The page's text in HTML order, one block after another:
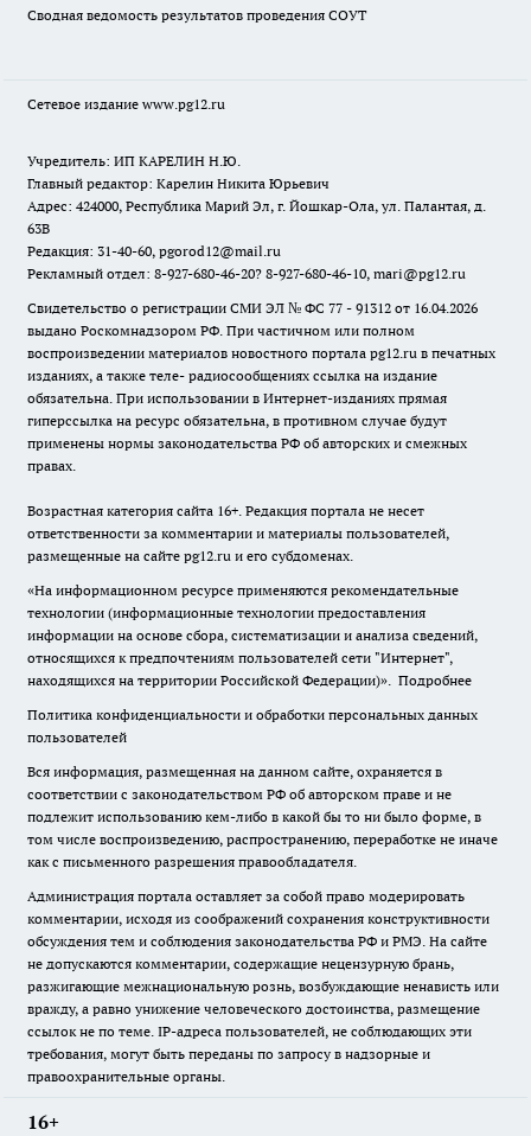
Сводная ведомость результатов проведения СОУТ
Сетевое издание www.pg12.ru
Учредитель: ИП КАРЕЛИН Н.Ю.
Главный редактор: Карелин Никита Юрьевич
Адрес: 424000, Республика Марий Эл, г. Йошкар-Ола, ул. Палантая, д.
63В
Редакция: 31-40-60, pgorod12@mail.ru
Рекламный отдел: 8-927-680-46-20? 8-927-680-46-10, mari@pg12.ru
Свидетельство о регистрации СМИ ЭЛ № ФС 77 - 91312 от 16.04.2026
выдано Роскомнадзором РФ. При частичном или полном
воспроизведении материалов новостного портала pg12.ru в печатных
изданиях, а также теле- радиосообщениях ссылка на издание
обязательна. При использовании в Интернет-изданиях прямая
гиперссылка на ресурс обязательна, в противном случае будут
применены нормы законодательства РФ об авторских и смежных
правах.
Возрастная категория сайта 16+. Редакция портала не несет
ответственности за комментарии и материалы пользователей,
размещенные на сайте pg12.ru и его субдоменах.
«На информационном ресурсе применяются рекомендательные
технологии (информационные технологии предоставления
информации на основе сбора, систематизации и анализа сведений,
относящихся к предпочтениям пользователей сети "Интернет",
находящихся на территории Российской Федерации)». Подробнее
Политика конфиденциальности и обработки персональных данных
пользователей
Вся информация, размещенная на данном сайте, охраняется в
соответствии с законодательством РФ об авторском праве и не
подлежит использованию кем-либо в какой бы то ни было форме, в
том числе воспроизведению, распространению, переработке не иначе
как с письменного разрешения правообладателя.
Администрация портала оставляет за собой право модерировать
комментарии, исходя из соображений сохранения конструктивности
обсуждения тем и соблюдения законодательства РФ и РМЭ. На сайте
не допускаются комментарии, содержащие нецензурную брань,
разжигающие межнациональную рознь, возбуждающие ненависть или
вражду, а равно унижение человеческого достоинства, размещение
ссылок не по теме. IP-адреса пользователей, не соблюдающих эти
требования, могут быть переданы по запросу в надзорные и
правоохранительные органы.
16+